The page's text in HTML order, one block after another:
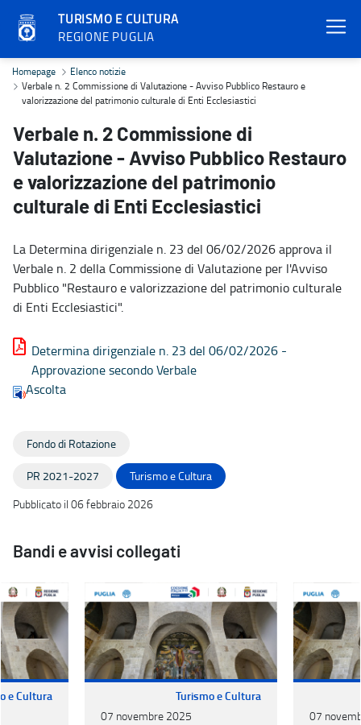
TURISMO E CULTURA
REGIONE PUGLIA
Verbale n. 2 Commissione di Valutazione - Avviso Pubblico
Homepage
Elenco notizie
Verbale n. 2 Commissione di Valutazione - Avviso Pubblico Restauro e
valorizzazione del patrimonio culturale di Enti Ecclesiastici
Verbale n. 2 Commissione di
Valutazione - Avviso Pubblico Restauro
e valorizzazione del patrimonio
culturale di Enti Ecclesiastici
La Determina dirigenziale n. 23 del 06/02/2026 approva il
Verbale n. 2 della Commissione di Valutazione per l'Avviso
Pubblico "Restauro e valorizzazione del patrimonio culturale
di Enti Ecclesiastici".
Determina dirigenziale n. 23 del 06/02/2026 -
Approvazione secondo Verbale
Ascolta
Fondo di Rotazione
PR 2021-2027
Turismo e Cultura
Pubblicato il 06 febbraio 2026
Bandi e avvisi collegati
e Cultura
Turismo e Cultura
07 novembre 2025
07